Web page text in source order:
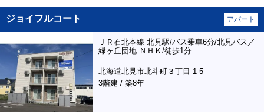
ジョイフルコート アパート
ＪＲ石北本線 北見駅/バス乗車6分/北見バス／
緑ヶ丘団地 ＮＨＫ/徒歩1分
北海道北見市北斗町３丁目 1-5
3階建 / 築8年